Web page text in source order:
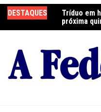
para
o
DESTAQUES
neste sábado
Tríduo em
próxima